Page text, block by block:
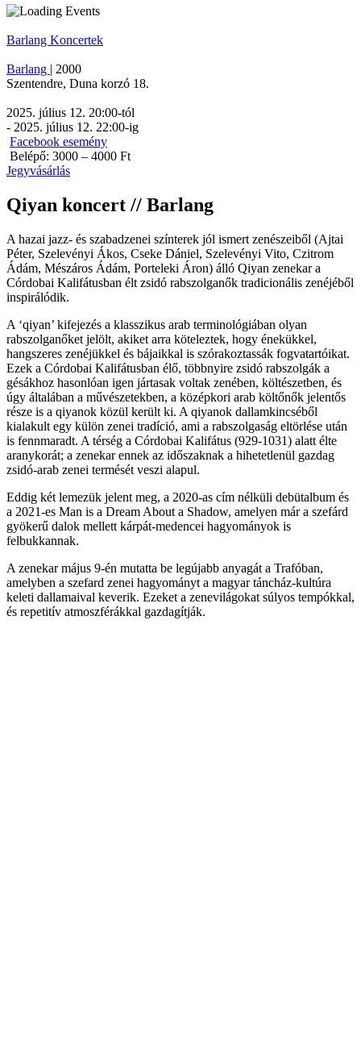
Barlang Koncertek
Barlang | 2000
Szentendre, Duna korzó 18.
2025. július 12. 20:00-tól
- 2025. július 12. 22:00-ig
Facebook esemény
Belépő: 3000 – 4000 Ft
Jegyvásárlás
Qiyan koncert // Barlang
A hazai jazz- és szabadzenei színterek jól ismert zenészeiből (Ajtai
Péter, Szelevényi Ákos, Cseke Dániel, Szelevényi Vito, Czitrom
Ádám, Mészáros Ádám, Porteleki Áron) álló Qiyan zenekar a
Córdobai Kalifátusban élt zsidó rabszolganők tradicionális zenéjéből
inspirálódik.
A ‘qiyan’ kifejezés a klasszikus arab terminológiában olyan
rabszolganőket jelölt, akiket arra köteleztek, hogy énekükkel,
hangszeres zenéjükkel és bájaikkal is szórakoztassák fogvatartóikat.
Ezek a Córdobai Kalifátusban élő, többnyire zsidó rabszolgák a
gésákhoz hasonlóan igen jártasak voltak zenében, költészetben, és
úgy általában a művészetekben, a középkori arab költőnők jelentős
része is a qiyanok közül került ki. A qiyanok dallamkincséből
kialakult egy külön zenei tradíció, ami a rabszolgaság eltörlése után
is fennmaradt. A térség a Córdobai Kalifátus (929-1031) alatt élte
aranykorát; a zenekar ennek az időszaknak a hihetetlenül gazdag
zsidó-arab zenei termését veszi alapul.
Eddig két lemezük jelent meg, a 2020-as cím nélküli debütalbum és
a 2021-es Man is a Dream About a Shadow, amelyen már a szefárd
gyökerű dalok mellett kárpát-medencei hagyományok is
felbukkannak.
A zenekar május 9-én mutatta be legújabb anyagát a Trafóban,
amelyben a szefard zenei hagyományt a magyar táncház-kultúra
keleti dallamaival keverik. Ezeket a zenevilágokat súlyos tempókkal,
és repetitív atmoszférákkal gazdagítják.